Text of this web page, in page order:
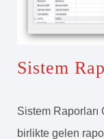
Sistem
Sistem Raporları
birlikte gelen